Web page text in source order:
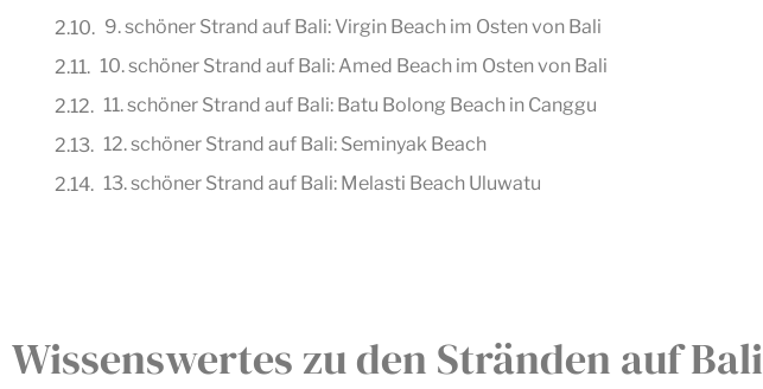
9. schöner Strand auf Bali: Virgin Beach im Osten von Bali
10. schöner Strand auf Bali: Amed Beach im Osten von Bali
11. schöner Strand auf Bali: Batu Bolong Beach in Canggu
12. schöner Strand auf Bali: Seminyak Beach
13. schöner Strand auf Bali: Melasti Beach Uluwatu
Wissenswertes zu den Stränden auf Bali